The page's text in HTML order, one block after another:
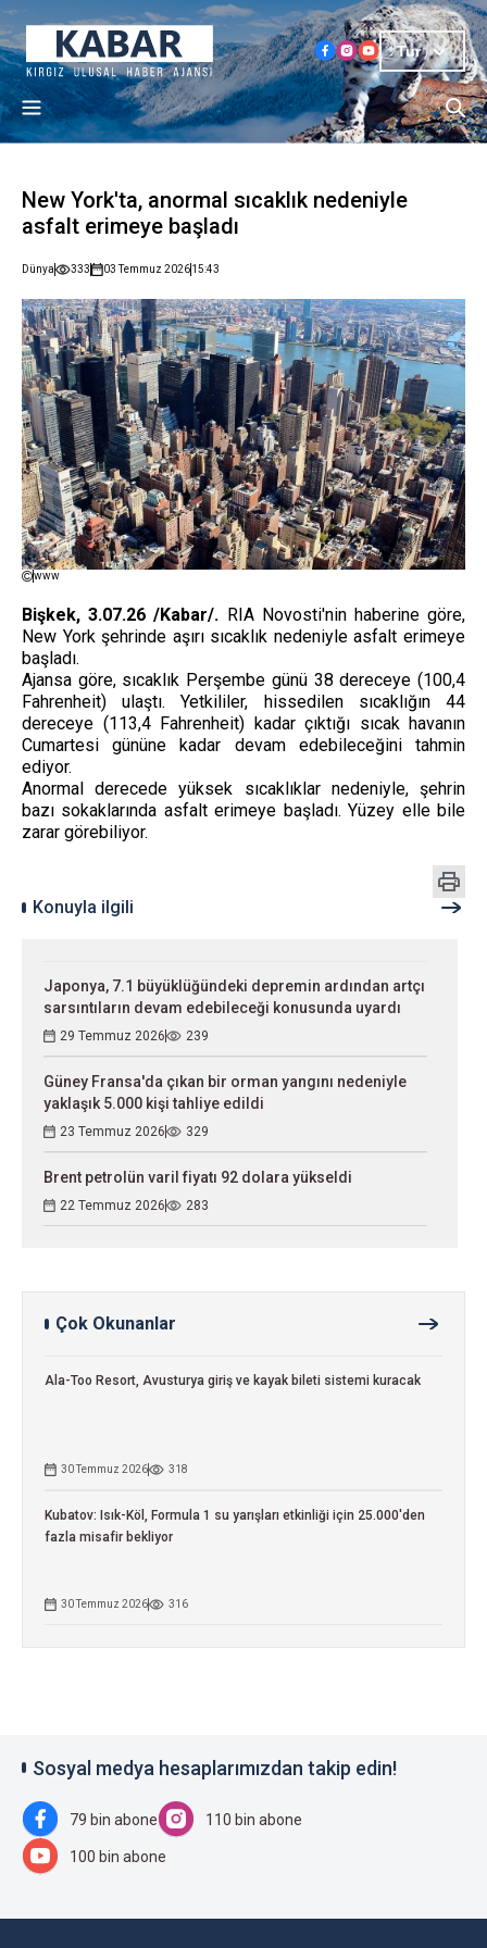
Tur
New York'ta, anormal sıcaklık nedeniyle
asfalt erimeye başladı
Dünya 333 03 Temmuz 202615:43
www
Bişkek, 3.07.26 /Kabar/. RIA Novosti'nin haberine göre,
New York şehrinde aşırı sıcaklık nedeniyle asfalt erimeye
başladı.
Ajansa göre, sıcaklık Perşembe günü 38 dereceye (100,4
Fahrenheit) ulaştı. Yetkililer, hissedilen sıcaklığın 44
dereceye (113,4 Fahrenheit) kadar çıktığı sıcak havanın
Cumartesi gününe kadar devam edebileceğini tahmin
ediyor.
Anormal derecede yüksek sıcaklıklar nedeniyle, şehrin
bazı sokaklarında asfalt erimeye başladı. Yüzey elle bile
zarar görebiliyor.
Konuyla ilgili
Japonya, 7.1 büyüklüğündeki depremin ardından artçı
sarsıntıların devam edebileceği konusunda uyardı
29 Temmuz 2026 239
Güney Fransa'da çıkan bir orman yangını nedeniyle
yaklaşık 5.000 kişi tahliye edildi
23 Temmuz 2026 329
Brent petrolün varil fiyatı 92 dolara yükseldi
22 Temmuz 2026 283
Çok Okunanlar
Ala-Too Resort, Avusturya giriş ve kayak bileti sistemi kuracak
30 Temmuz 2026 318
Kubatov: Isık-Köl, Formula 1 su yarışları etkinliği için 25.000'den
fazla misafir bekliyor
30 Temmuz 2026 316
Sosyal medya hesaplarımızdan takip edin!
79 bin abone 110 bin abone
100 bin abone